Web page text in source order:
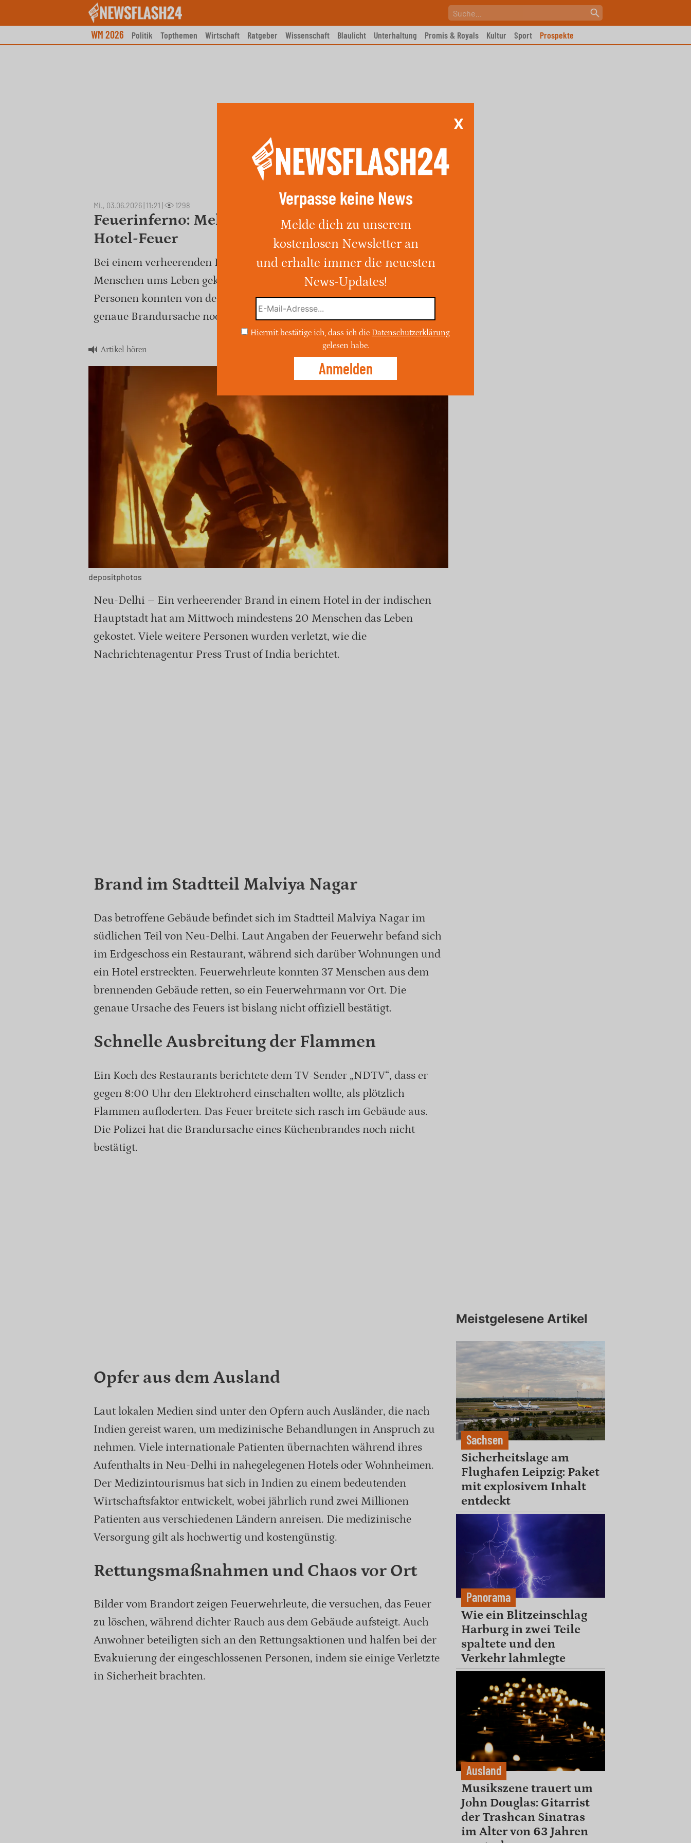
WM 2026 Politik Topthemen Wirtschaft Ratgeber Wissenschaft Blaulicht Unterhaltung Promis & Royals Kultur Sport Prospekte
Mi., 03.06.2026 | 11:21 1298
Feuerinferno: Mehr als 20 Menschen sterben in
Hotel-Feuer
Bei einem verheerenden Hotelbrand in Neu-Delhi sind mindestens 20
Menschen ums Leben gekommen, darunter auch Ausländer. 37
Personen konnten von der Feuerwehr gerettet werden, während die
genaue Brandursache noch unklar ist.
Artikel hören
depositphotos
Neu-Delhi – Ein verheerender Brand in einem Hotel in der indischen
Hauptstadt hat am Mittwoch mindestens 20 Menschen das Leben
gekostet. Viele weitere Personen wurden verletzt, wie die
Nachrichtenagentur Press Trust of India berichtet.
Brand im Stadtteil Malviya Nagar
Das betroffene Gebäude befindet sich im Stadtteil Malviya Nagar im
südlichen Teil von Neu-Delhi. Laut Angaben der Feuerwehr befand sich
im Erdgeschoss ein Restaurant, während sich darüber Wohnungen und
ein Hotel erstreckten. Feuerwehrleute konnten 37 Menschen aus dem
brennenden Gebäude retten, so ein Feuerwehrmann vor Ort. Die
genaue Ursache des Feuers ist bislang nicht offiziell bestätigt.
Schnelle Ausbreitung der Flammen
Ein Koch des Restaurants berichtete dem TV-Sender „NDTV“, dass er
gegen 8:00 Uhr den Elektroherd einschalten wollte, als plötzlich
Flammen aufloderten. Das Feuer breitete sich rasch im Gebäude aus.
Die Polizei hat die Brandursache eines Küchenbrandes noch nicht
bestätigt.
Opfer aus dem Ausland
Laut lokalen Medien sind unter den Opfern auch Ausländer, die nach
Indien gereist waren, um medizinische Behandlungen in Anspruch zu
nehmen. Viele internationale Patienten übernachten während ihres
Aufenthalts in Neu-Delhi in nahegelegenen Hotels oder Wohnheimen.
Der Medizintourismus hat sich in Indien zu einem bedeutenden
Wirtschaftsfaktor entwickelt, wobei jährlich rund zwei Millionen
Patienten aus verschiedenen Ländern anreisen. Die medizinische
Versorgung gilt als hochwertig und kostengünstig.
Rettungsmaßnahmen und Chaos vor Ort
Bilder vom Brandort zeigen Feuerwehrleute, die versuchen, das Feuer
zu löschen, während dichter Rauch aus dem Gebäude aufsteigt. Auch
Anwohner beteiligten sich an den Rettungsaktionen und halfen bei der
Evakuierung der eingeschlossenen Personen, indem sie einige Verletzte
in Sicherheit brachten.
Meistgelesene Artikel
Sachsen
Sicherheitslage am
Flughafen Leipzig: Paket
mit explosivem Inhalt
entdeckt
Panorama
Wie ein Blitzeinschlag
Harburg in zwei Teile
spaltete und den
Verkehr lahmlegte
Ausland
Musikszene trauert um
John Douglas: Gitarrist
der Trashcan Sinatras
im Alter von 63 Jahren
X
Verpasse keine News
Melde dich zu unserem
kostenlosen Newsletter an
und erhalte immer die neuesten
News-Updates!
Hiermit bestätige ich, dass ich die Datenschutzerklärung
gelesen habe.